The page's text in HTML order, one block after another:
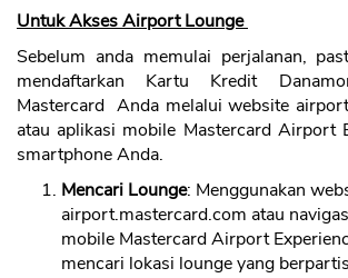
Untuk Akses Airport Lounge
Sebelum anda memulai perjalanan,
mendaftarkan Kartu Kredit
Mastercard Anda melalui website
atau aplikasi mobile Mastercard Airport
smartphone Anda.
Mencari Lounge: Menggunakan
airport.mastercard.com atau
mobile Mastercard Airport
mencari lokasi lounge yang